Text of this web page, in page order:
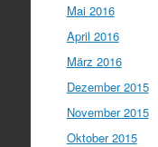
Mai 2016
April 2016
März 2016
Dezember 2015
November 2015
Oktober 2015